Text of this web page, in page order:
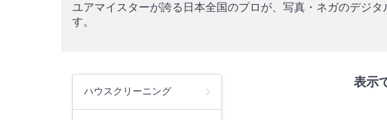
ユアマイスターが誇る日本全国のプロが、写真・ネガのデジ
す。
ハウスクリーニング
表示